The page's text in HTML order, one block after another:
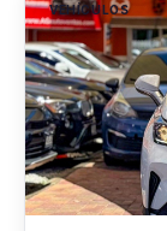
VEHÍCULOS